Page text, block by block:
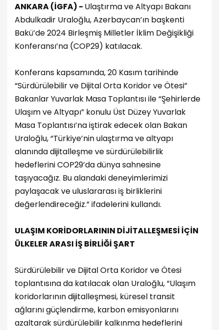
ANKARA (İGFA) - Ulaştırma ve Altyapı Bakanı
Abdulkadir Uraloğlu, Azerbaycan’ın başkenti
Bakü’de 2024 Birleşmiş Milletler İklim Değişikliği
Konferansı’na (COP29) katılacak.
Konferans kapsamında, 20 Kasım tarihinde
“Sürdürülebilir ve Dijital Orta Koridor ve Ötesi”
Bakanlar Yuvarlak Masa Toplantısı ile “Şehirlerde
Ulaşım ve Altyapı” konulu Üst Düzey Yuvarlak
Masa Toplantısı’na iştirak edecek olan Bakan
Uraloğlu, “Türkiye’nin ulaştırma ve altyapı
alanında dijitalleşme ve sürdürülebilirlik
hedeflerini COP29’da dünya sahnesine
taşıyacağız. Bu alandaki deneyimlerimizi
paylaşacak ve uluslararası iş birliklerini
değerlendireceğiz.” ifadelerini kullandı.
ULAŞIM KORİDORLARININ DİJİTALLEŞMESİ İÇİN
ÜLKELER ARASI İŞ BİRLİĞİ ŞART
Sürdürülebilir ve Dijital Orta Koridor ve Ötesi
toplantısına da katılacak olan Uraloğlu, “Ulaşım
koridorlarının dijitalleşmesi, küresel transit
ağlarını güçlendirme, karbon emisyonlarını
azaltarak sürdürülebilir kalkınma hedeflerini